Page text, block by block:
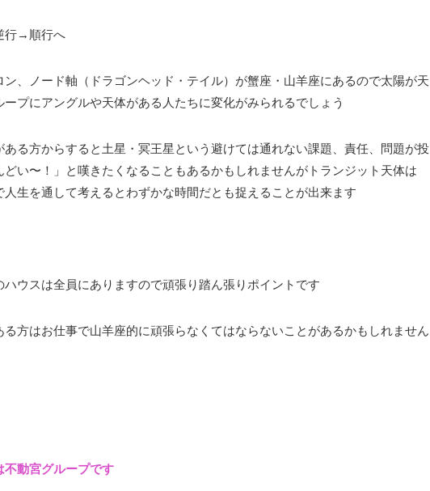
行→順行へ
、ノード軸（ドラゴンヘッド・テイル）が蟹座・山羊座にあるので太陽が天
プにアングルや天体がある人たちに変化がみられるでしょう
る方からすると土星・冥王星という避けては通れない課題、責任、問題が投
い〜！」と嘆きたくなることもあるかもしれませんがトランジット天体は
人生を通して考えるとわずかな時間だとも捉えることが出来ます
ウスは全員にありますので頑張り踏ん張りポイントです
る方はお仕事で山羊座的に頑張らなくてはならないことがあるかもしれません
不動宮グループです